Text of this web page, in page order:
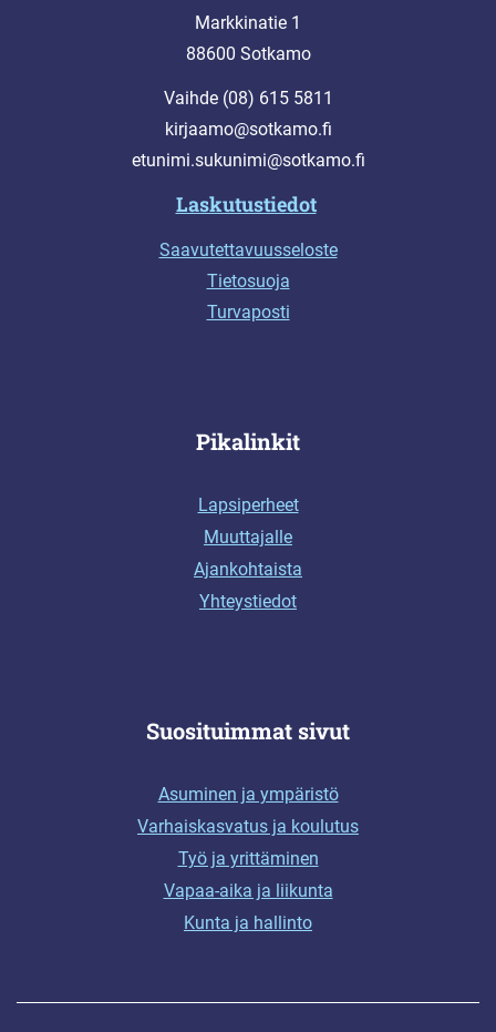
Markkinatie 1
88600 Sotkamo
Vaihde (08) 615 5811
kirjaamo@sotkamo.fi
etunimi.sukunimi@sotkamo.fi
Laskutustiedot
Saavutettavuusseloste
Tietosuoja
Turvaposti
Pikalinkit
Lapsiperheet
Muuttajalle
Ajankohtaista
Yhteystiedot
Suosituimmat sivut
Asuminen ja ympäristö
Varhaiskasvatus ja koulutus
Työ ja yrittäminen
Vapaa-aika ja liikunta
Kunta ja hallinto